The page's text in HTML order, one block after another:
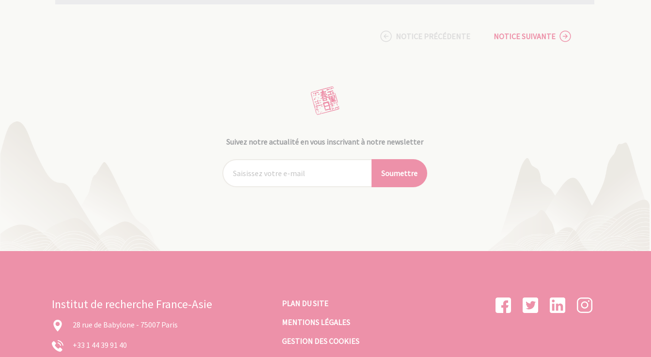
NOTICE PRÉCÉDENTE NOTICE SUIVANTE
Suivez notre actualité en vous inscrivant à notre newsletter
Soumettre
Institut de recherche France-Asie
28 rue de Babylone - 75007 Paris
+33 1 44 39 91 40
PLAN DU SITE
MENTIONS LÉGALES
GESTION DES COOKIES